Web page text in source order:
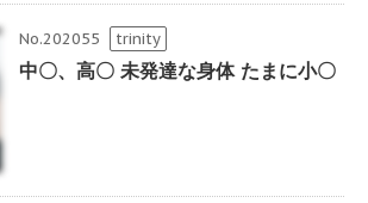
No.202055 trinity
中〇、高〇 未発達な身体 たまに小〇